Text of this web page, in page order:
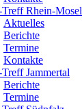
Rhein-Mosel
Aktuelles
Berichte
Termine
Kontakte
Jammertal
Berichte
Termine